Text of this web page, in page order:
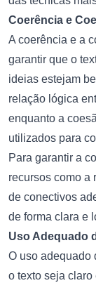
Coerência e
A coerência e a
garantir que o
ideias estejam
relação lógica
enquanto a
utilizados para
Para garantir a
recursos como a
de conectivos
de forma clara e
Uso Adequado
O uso adequado
o texto seja